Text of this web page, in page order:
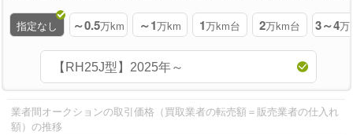
指定なし ～0.5万km ～1万km 1万km台 2万km台 3～4万
業者間オークションの取引価格（買取業者の転売額＝販売業者の仕入れ
額）の推移